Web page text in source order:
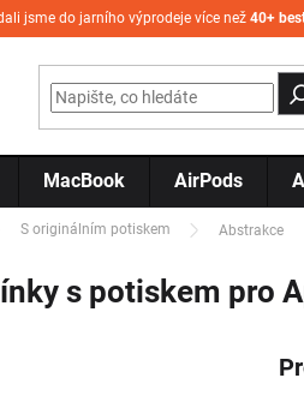
jsme do jarního výprodeje více než 40+
MacBook AirPods
S originálním potiskem Abstrakce
s potiskem pro